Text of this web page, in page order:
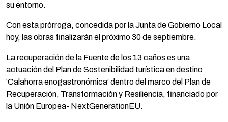
su entorno.
Con esta prórroga, concedida por la Junta de Gobierno Local
hoy, las obras finalizarán el próximo 30 de septiembre.
La recuperación de la Fuente de los 13 caños es una
actuación del Plan de Sostenibilidad turística en destino
‘Calahorra enogastronómica’ dentro del marco del Plan de
Recuperación, Transformación y Resiliencia, financiado por
la Unión Europea- NextGenerationEU.